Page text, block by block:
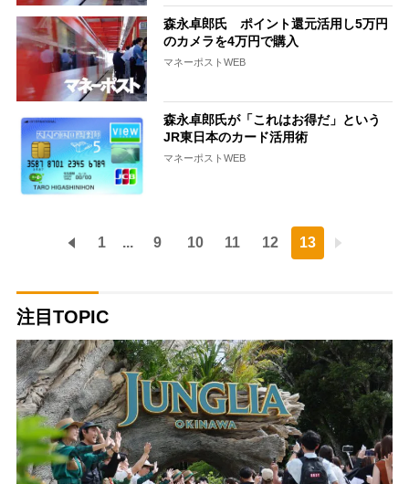
森永卓郎氏 ポイント還元活用し5万円
のカメラを4万円で購入
マネーポストWEB
森永卓郎氏が「これはお得だ」という
JR東日本のカード活用術
マネーポストWEB
1 ... 9 10 11 12 13
注目TOPIC